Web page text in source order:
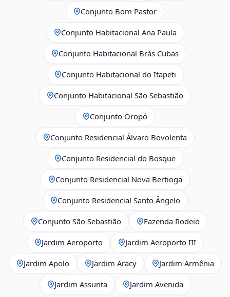
Conjunto Bom Pastor
Conjunto Habitacional Ana Paula
Conjunto Habitacional Brás Cubas
Conjunto Habitacional do Itapeti
Conjunto Habitacional São Sebastião
Conjunto Oropó
Conjunto Residencial Álvaro Bovolenta
Conjunto Residencial do Bosque
Conjunto Residencial Nova Bertioga
Conjunto Residencial Santo Ângelo
Conjunto São Sebastião Fazenda Rodeio
Jardim Aeroporto Jardim Aeroporto III
Jardim Apolo Jardim Aracy Jardim Armênia
Jardim Assunta Jardim Avenida